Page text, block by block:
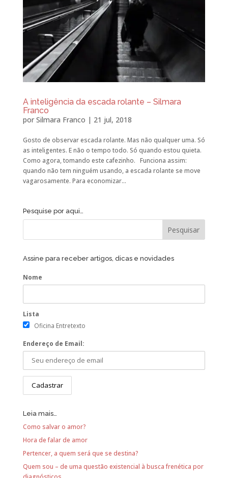
A inteligência da escada rolante – Silmara
Franco
por Silmara Franco | 21 jul, 2018
Gosto de observar escada rolante. Mas não qualquer uma. Só
as inteligentes. E não o tempo todo. Só quando estou quieta.
Como agora, tomando este cafezinho. Funciona assim:
quando não tem ninguém usando, a escada rolante se move
vagarosamente. Para economizar...
Pesquise por aqui…
Assine para receber artigos, dicas e novidades
Nome
Lista
Oficina Entretexto
Endereço de Email:
Leia mais…
Como salvar o amor?
Hora de falar de amor
Pertencer, a quem será que se destina?
Quem sou – de uma questão existencial à busca frenética por